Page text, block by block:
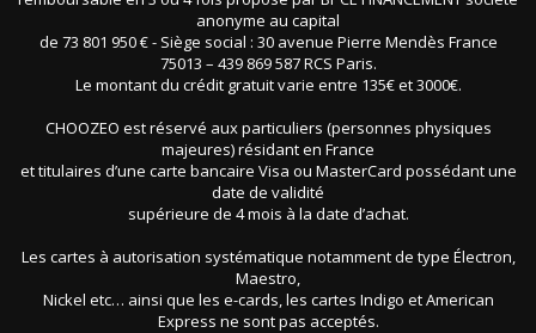
anonyme au capital
de 73 801 950 € - Siège social : 30 avenue Pierre Mendès France
75013 – 439 869 587 RCS Paris.
Le montant du crédit gratuit varie entre 135€ et 3000€.
CHOOZEO est réservé aux particuliers (personnes physiques
majeures) résidant en France
et titulaires d’une carte bancaire Visa ou MasterCard possédant une
date de validité
supérieure de 4 mois à la date d’achat.
Les cartes à autorisation systématique notamment de type Électron,
Maestro,
Nickel etc… ainsi que les e-cards, les cartes Indigo et American
Express ne sont pas acceptés.